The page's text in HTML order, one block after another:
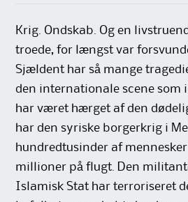
Krig. Ondskab. Og en
troede, for længst var
Sjældent har så mange
den internationale scene som i
har været hærget af den
har den syriske borgerkrig i
hundredtusinder af
millioner på flugt. Den
Islamisk Stat har terroriseret